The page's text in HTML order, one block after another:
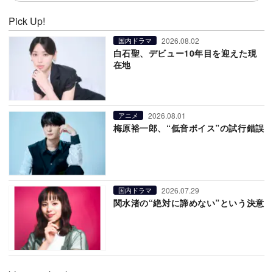
Pick Up!
国内ドラマ 2026.08.02
白石聖、デビュー10年目を迎えた現
在地
アニメ 2026.08.01
梅原裕一郎、“低音ボイス”の試行錯誤
国内ドラマ 2026.07.29
関水渚の“絶対に諦めない”という決意